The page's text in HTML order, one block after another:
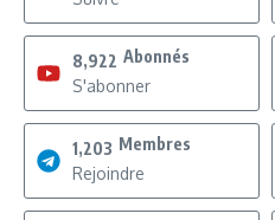
8,922 Abonnés
S'abonner
1,203 Membres
Rejoindre